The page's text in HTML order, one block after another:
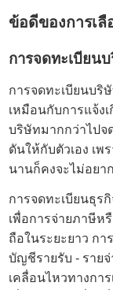
ข้อดีของการเลื
การจดทะเบียน
การจดทะเบียนบริ
เหมือนกับการแจ้ง
บริษัทมากกว่าไปจ
ดันให้กับตัวเอง เพ
นานก็คงจะไม่อยา
การจดทะเบียนธุร
เพื่อการจ่ายภาษีห
ถือในระยะยาว การ
บัญชีรายรับ - ราย
เคลื่อนไหวทางกา